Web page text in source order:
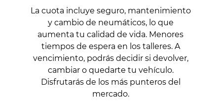
La cuota incluye seguro, mantenimiento
y cambio de neumáticos, lo que
aumenta tu calidad de vida. Menores
tiempos de espera en los talleres. A
vencimiento, podrás decidir si devolver,
cambiar o quedarte tu vehículo.
Disfrutarás de los más punteros del
mercado.